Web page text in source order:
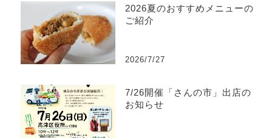
2026夏のおすすめメニューの
ご紹介
2026/7/27
7/26開催「さんの市」出店の
お知らせ